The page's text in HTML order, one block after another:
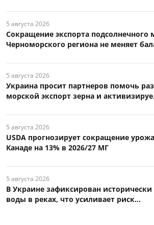
5 августа 2026
Сокращение экспорта подсолнечного
Черноморского региона не меняет
5 августа 2026
Украина просит партнеров помочь
морской экспорт зерна и
5 августа 2026
USDA прогнозирует сокращение
Канаде на 13% в 2026/27 МГ
5 августа 2026
В Украине зафиксирован
воды в реках, что усиливает риск...